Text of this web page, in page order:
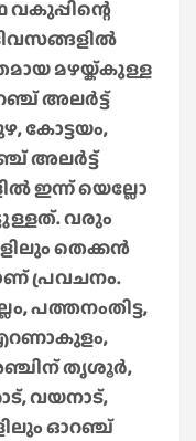
മഴയ്ക്കുള്ള
അലർട്ട്
കോട്ടയം,
അലർട്ട്
ഇന്ന് യെല്ലോ
വരും
തെക്കൻ
പ്രവചനം.
പത്തനംതിട്ട,
തൃശൂർ,
വയനാട്,
ഓറഞ്ച്